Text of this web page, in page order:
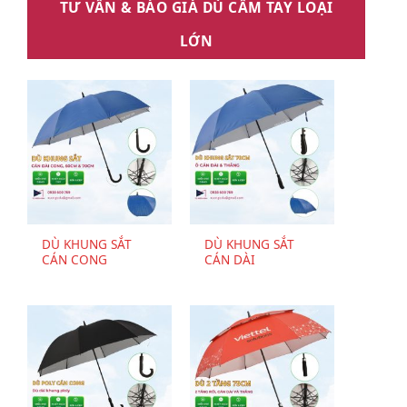
TƯ VẤN & BÁO GIÁ DÙ CẦM TAY LOẠI
LỚN
DÙ KHUNG SẮT
CÁN CONG
DÙ KHUNG SẮT
CÁN DÀI